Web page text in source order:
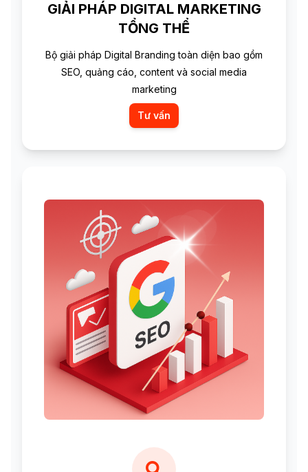
GIẢI PHÁP DIGITAL MARKETING
TỔNG THỂ
Bộ giải pháp Digital Branding toàn diện bao gồm
SEO, quảng cáo, content và social media
marketing
Tư vấn